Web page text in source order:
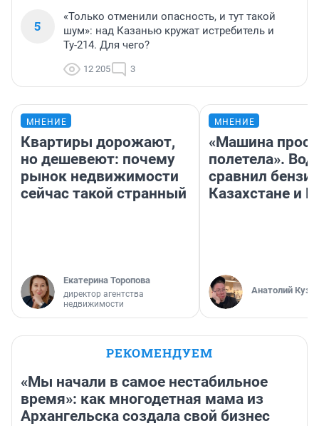
5
«Только отменили опасность, и тут такой
шум»: над Казанью кружат истребитель и
Ту-214. Для чего?
12 205 3
МНЕНИЕ
Квартиры дорожают,
но дешевеют: почему
рынок недвижимости
сейчас такой странный
Екатерина Торопова
директор агентства
недвижимости
МНЕНИЕ
«Машина
полетела».
сравнил
Казахстане и
Анатолий
РЕКОМЕНДУЕМ
«Мы начали в самое нестабильное
время»: как многодетная мама из
Архангельска создала свой бизнес